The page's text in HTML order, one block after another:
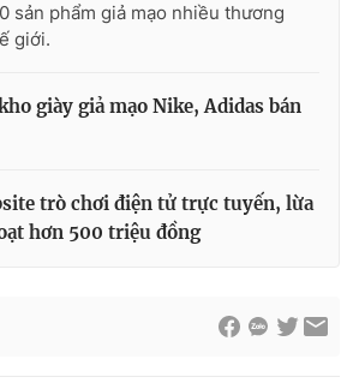
024.66 897 897
sản phẩm giả mạo nhiều thương
giới.
giày giả mạo Nike, Adidas bán
trò chơi điện tử trực tuyến, lừa
hơn 500 triệu đồng